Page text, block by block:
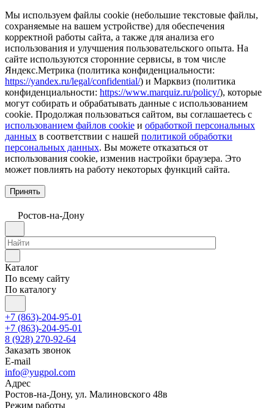
Мы используем файлы cookie (небольшие текстовые файлы,
сохраняемые на вашем устройстве) для обеспечения
корректной работы сайта, а также для анализа его
использования и улучшения пользовательского опыта. На
сайте используются сторонние сервисы, в том числе
Яндекс.Метрика (политика конфиденциальности:
https://yandex.ru/legal/confidential/) и Марквиз (политика
конфиденциальности: https://www.marquiz.ru/policy/), которые
могут собирать и обрабатывать данные с использованием
cookie. Продолжая пользоваться сайтом, вы соглашаетесь с
использованием файлов cookie и обработкой персональных
данных в соответствии с нашей политикой обработки
персональных данных. Вы можете отказаться от
использования cookie, изменив настройки браузера. Это
может повлиять на работу некоторых функций сайта.
Принять
Ростов-на-Дону
Каталог
По всему сайту
По каталогу
+7 (863)-204-95-01
+7 (863)-204-95-01
8 (928) 270-92-64
Заказать звонок
E-mail
info@yugpol.com
Адрес
Ростов-на-Дону, ул. Малиновского 48в
Режим работы